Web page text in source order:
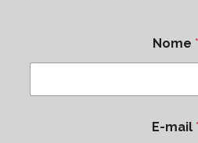
Nome *
E-mail *